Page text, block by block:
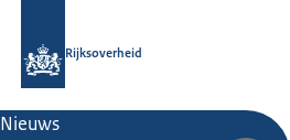
Rijksoverheid
Nieuws